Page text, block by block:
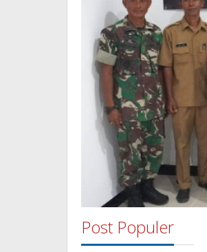
Post Populer